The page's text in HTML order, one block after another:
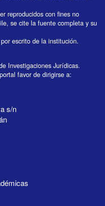
reproducidos con fines no
se cite la fuente completa y su
escrito de la institución.
Investigaciones Jurídicas.
favor de dirigirse a:
s/n